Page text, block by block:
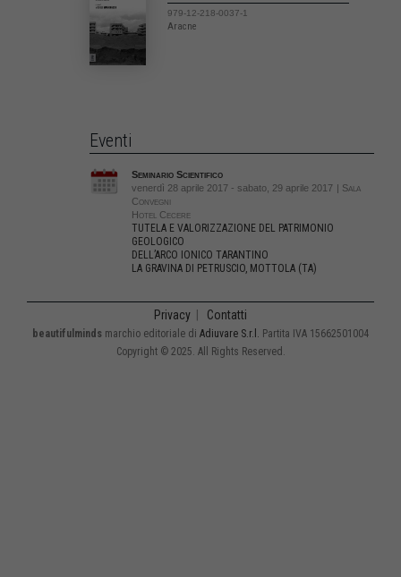
979-12-218-0037-1
Aracne
Eventi
Seminario Scientifico
venerdì 28 aprile 2017 - sabato, 29 aprile 2017 | Sala
Convegni
Hotel Cecere
TUTELA E VALORIZZAZIONE DEL PATRIMONIO
GEOLOGICO
DELL’ARCO IONICO TARANTINO
LA GRAVINA DI PETRUSCIO, MOTTOLA (TA)
Privacy Contatti
beautifulminds marchio editoriale di Adiuvare S.r.l. Partita IVA 15662501004
Copyright © 2025. All Rights Reserved.